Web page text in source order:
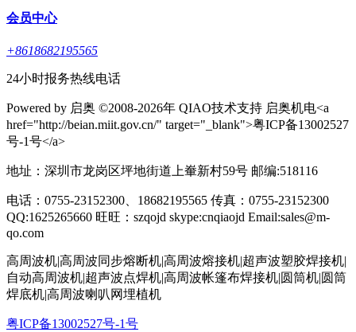
会员中心
+8618682195565
24小时报务热线电话
Powered by 启奥 ©2008-2026年 QIAO技术支持 启奥机电<a
href="http://beian.miit.gov.cn/" target="_blank">粤ICP备13002527
号-1号</a>
地址：深圳市龙岗区坪地街道上輋新村59号 邮编:518116
电话：0755-23152300、18682195565 传真：0755-23152300
QQ:1625265660 旺旺：szqojd skype:cnqiaojd Email:sales@m-
qo.com
高周波机|高周波同步熔断机|高周波熔接机|超声波塑胶焊接机|
自动高周波机|超声波点焊机|高周波帐篷布焊接机|圆筒机|圆筒
焊底机|高周波喇叭网埋植机
粤ICP备13002527号-1号